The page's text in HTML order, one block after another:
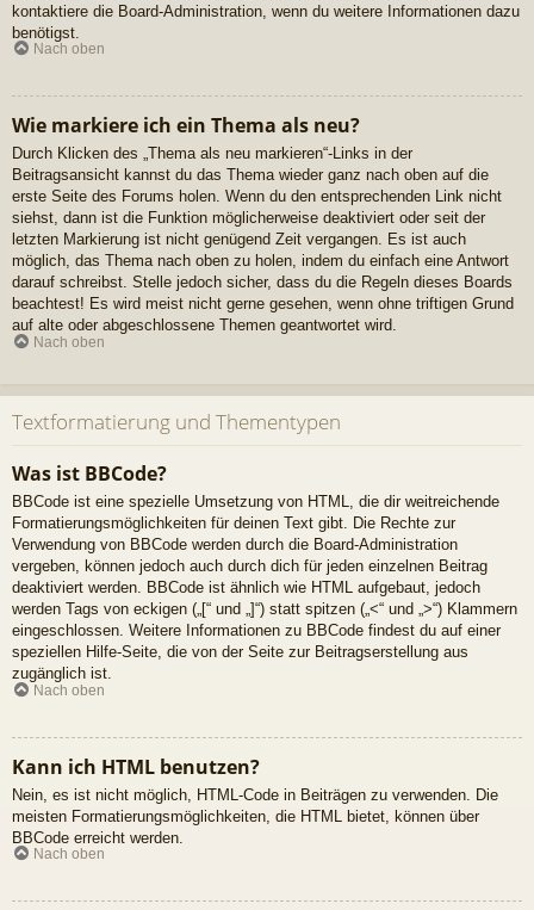
kontaktiere die Board-Administration, wenn du weitere Informationen dazu
benötigst.
Nach oben
Wie markiere ich ein Thema als neu?
Durch Klicken des „Thema als neu markieren“-Links in der
Beitragsansicht kannst du das Thema wieder ganz nach oben auf die
erste Seite des Forums holen. Wenn du den entsprechenden Link nicht
siehst, dann ist die Funktion möglicherweise deaktiviert oder seit der
letzten Markierung ist nicht genügend Zeit vergangen. Es ist auch
möglich, das Thema nach oben zu holen, indem du einfach eine Antwort
darauf schreibst. Stelle jedoch sicher, dass du die Regeln dieses Boards
beachtest! Es wird meist nicht gerne gesehen, wenn ohne triftigen Grund
auf alte oder abgeschlossene Themen geantwortet wird.
Nach oben
Textformatierung und Thementypen
Was ist BBCode?
BBCode ist eine spezielle Umsetzung von HTML, die dir weitreichende
Formatierungsmöglichkeiten für deinen Text gibt. Die Rechte zur
Verwendung von BBCode werden durch die Board-Administration
vergeben, können jedoch auch durch dich für jeden einzelnen Beitrag
deaktiviert werden. BBCode ist ähnlich wie HTML aufgebaut, jedoch
werden Tags von eckigen („[“ und „]“) statt spitzen („<“ und „>“) Klammern
eingeschlossen. Weitere Informationen zu BBCode findest du auf einer
speziellen Hilfe-Seite, die von der Seite zur Beitragserstellung aus
zugänglich ist.
Nach oben
Kann ich HTML benutzen?
Nein, es ist nicht möglich, HTML-Code in Beiträgen zu verwenden. Die
meisten Formatierungsmöglichkeiten, die HTML bietet, können über
BBCode erreicht werden.
Nach oben